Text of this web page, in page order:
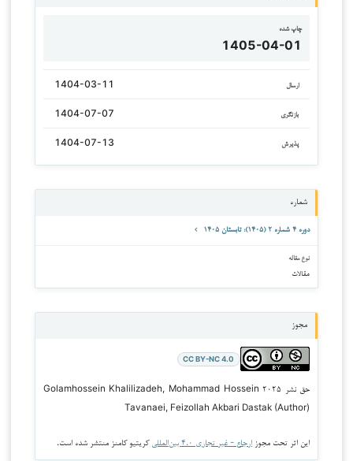
چاپ شده
1405-04-01
ارسال 1404-03-11
بازنگری 1404-07-07
پذیرش 1404-07-13
شماره
دوره ۴ شماره ۲ (۱۴۰۵): تابستان ۱۴۰۵
نوع مقاله
مقالات
مجوز
CC BY-NC 4.0
حق نشر ۲۰۲۵ Golamhossein Khalilizadeh, Mohammad Hossein
Tavanaei, Feizollah Akbari Dastak (Author)
این اثر تحت مجوز ارجاع - غیر تجاری ۴.۰ بین‌المللی کریتیو کامنز منتشر شده است.